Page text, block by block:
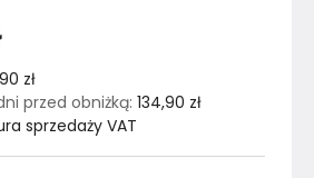
zł
przed obniżką: 134,90 zł
sprzedaży VAT